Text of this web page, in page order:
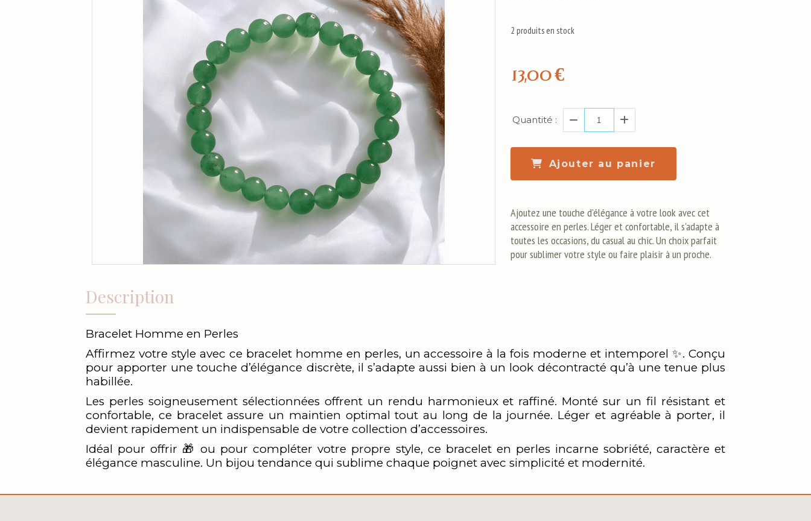
13,00€
2 produits en stock
Quantité :
Ajouter au panier
Ajoutez une touche d'élégance à votre look avec cet
accessoire en perles. Léger et confortable, il s'adapte à
toutes les occasions, du casual au chic. Un choix parfait
pour sublimer votre style ou faire plaisir à un proche.
Description
Bracelet Homme en Perles
Affirmez votre style avec ce bracelet homme en perles, un accessoire à la fois moderne et intemporel ✨. Conçu
pour apporter une touche d’élégance discrète, il s’adapte aussi bien à un look décontracté qu’à une tenue plus
habillée.
Les perles soigneusement sélectionnées offrent un rendu harmonieux et raffiné. Monté sur un fil résistant et
confortable, ce bracelet assure un maintien optimal tout au long de la journée. Léger et agréable à porter, il
devient rapidement un indispensable de votre collection d’accessoires.
Idéal pour offrir 🎁 ou pour compléter votre propre style, ce bracelet en perles incarne sobriété, caractère et
élégance masculine. Un bijou tendance qui sublime chaque poignet avec simplicité et modernité.